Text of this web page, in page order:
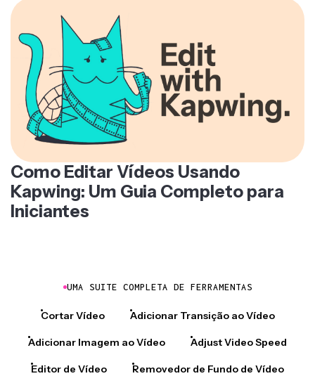
Como Editar Vídeos Usando
Kapwing: Um Guia Completo para
Iniciantes
UMA SUITE COMPLETA DE FERRAMENTAS
Cortar Vídeo Adicionar Transição ao Vídeo
Adicionar Imagem ao Vídeo Adjust Video Speed
Editor de Vídeo Removedor de Fundo de Vídeo